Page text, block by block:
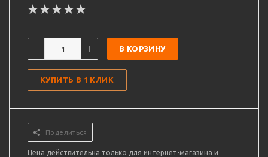
В КОРЗИНУ
КУПИТЬ В 1 КЛИК
Поделиться
Цена действительна только для интернет-магазина и